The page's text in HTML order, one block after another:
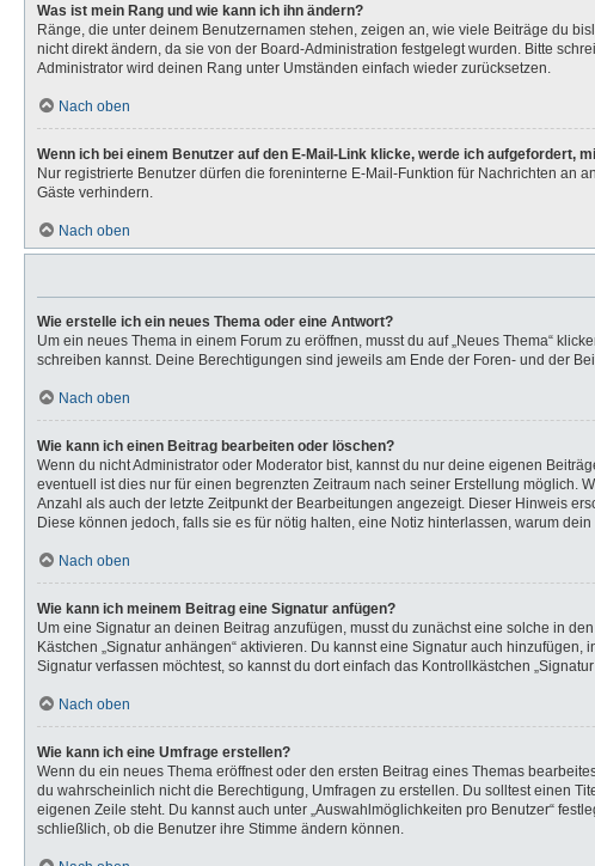
Was ist mein Rang und wie kann ich ihn ändern?
Ränge, die unter deinem Benutzernamen stehen, zeigen an, wie viele Beiträge du
nicht direkt ändern, da sie von der Board-Administration festgelegt wurden. Bitte
Administrator wird deinen Rang unter Umständen einfach wieder zurücksetzen.
Nach oben
Wenn ich bei einem Benutzer auf den E-Mail-Link klicke, werde ich aufgefordert,
Nur registrierte Benutzer dürfen die foreninterne E-Mail-Funktion für Nachrichten an
Gäste verhindern.
Nach oben
Wie erstelle ich ein neues Thema oder eine Antwort?
Um ein neues Thema in einem Forum zu eröffnen, musst du auf „Neues Thema“
schreiben kannst. Deine Berechtigungen sind jeweils am Ende der Foren- und der
Nach oben
Wie kann ich einen Beitrag bearbeiten oder löschen?
Wenn du nicht Administrator oder Moderator bist, kannst du nur deine eigenen
eventuell ist dies nur für einen begrenzten Zeitraum nach seiner Erstellung möglich.
Anzahl als auch der letzte Zeitpunkt der Bearbeitungen angezeigt. Dieser Hinweis
Diese können jedoch, falls sie es für nötig halten, eine Notiz hinterlassen, warum
Nach oben
Wie kann ich meinem Beitrag eine Signatur anfügen?
Um eine Signatur an deinen Beitrag anzufügen, musst du zunächst eine solche in
Kästchen „Signatur anhängen“ aktivieren. Du kannst eine Signatur auch
Signatur verfassen möchtest, so kannst du dort einfach das Kontrollkästchen
Nach oben
Wie kann ich eine Umfrage erstellen?
Wenn du ein neues Thema eröffnest oder den ersten Beitrag eines Themas
du wahrscheinlich nicht die Berechtigung, Umfragen zu erstellen. Du solltest einen
eigenen Zeile steht. Du kannst auch unter „Auswahlmöglichkeiten pro Benutzer“
schließlich, ob die Benutzer ihre Stimme ändern können.